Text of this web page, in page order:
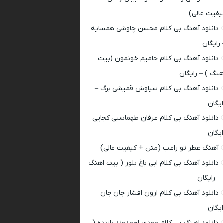
عالی)
دانلود آهنگ بی کلام محسن چاوشی همسایه
رایگان
دانلود آهنگ بی کلام حامیم خونمون (بیت
) – رایگان
دانلود آهنگ بی کلام سیاوش قمیشی برگ –
دانلود آهنگ بی کلام عرفان طهماسبی کجایی –
آهنگ عطر تو راغب (متن + کیفیت عالی)
دانلود آهنگ بی کلام ابی باغ بلور ( بیت اهنگ
– رایگان
دانلود آهنگ بی کلام ارون افشار جان جان –